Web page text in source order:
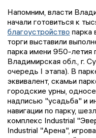
Напомним, власти
начали готовиться к
благоустройство парка
торги выставили
парка имени 950-летия
Владимирская обл., г.
очередь I этапа). В
эквивалент, скамьи
городские урны,
надписью "усадьба" и
навигации по парку,
комплекс Industrial
Industrial "Арена",